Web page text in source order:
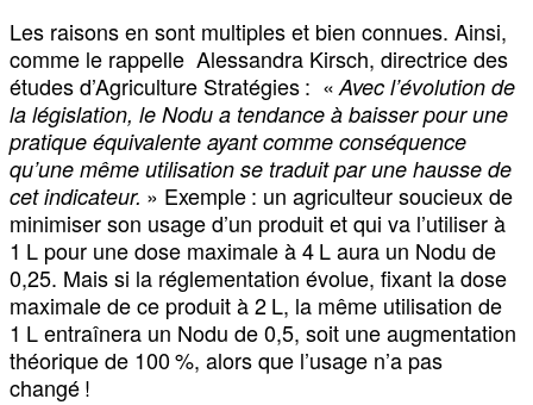
Les raisons en sont multiples et bien connues. Ainsi,
comme le rappelle Alessandra Kirsch, directrice des
études d’Agriculture Stratégies : « Avec l’évolution de
la législation, le Nodu a tendance à baisser pour une
pratique équivalente ayant comme conséquence
qu’une même utilisation se traduit par une hausse de
cet indicateur. » Exemple : un agriculteur soucieux de
minimiser son usage d’un produit et qui va l’utiliser à
1 L pour une dose maximale à 4 L aura un Nodu de
0,25. Mais si la réglementation évolue, fixant la dose
maximale de ce produit à 2 L, la même utilisation de
1 L entraînera un Nodu de 0,5, soit une augmentation
théorique de 100 %, alors que l’usage n’a pas
changé !